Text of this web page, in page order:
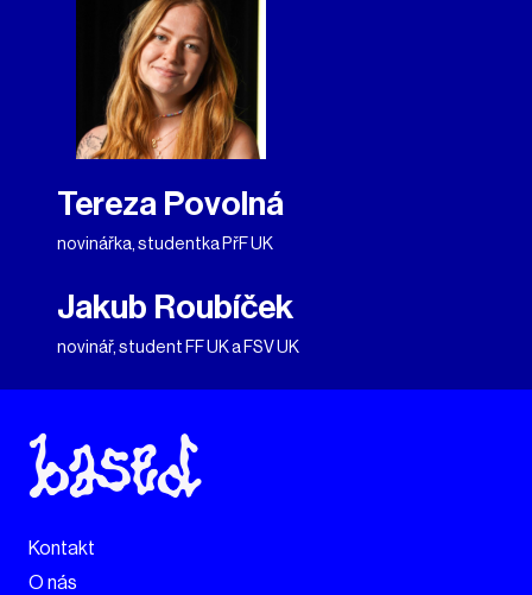
Tereza Povolná
novinářka, studentka PřF UK
Jakub Roubíček
novinář, student FF UK a FSV UK
Kontakt
O nás